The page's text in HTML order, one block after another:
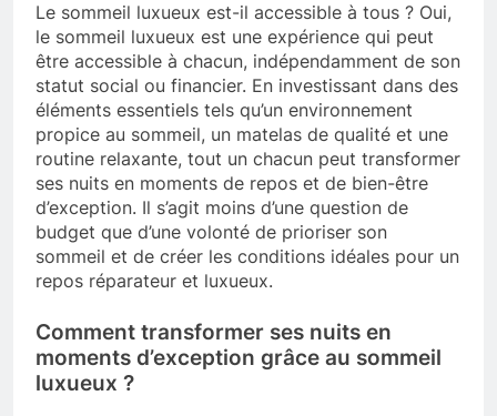
Le sommeil luxueux est-il accessible à tous ? Oui,
le sommeil luxueux est une expérience qui peut
être accessible à chacun, indépendamment de son
statut social ou financier. En investissant dans des
éléments essentiels tels qu’un environnement
propice au sommeil, un matelas de qualité et une
routine relaxante, tout un chacun peut transformer
ses nuits en moments de repos et de bien-être
d’exception. Il s’agit moins d’une question de
budget que d’une volonté de prioriser son
sommeil et de créer les conditions idéales pour un
repos réparateur et luxueux.
Comment transformer ses nuits en
moments d’exception grâce au sommeil
luxueux ?